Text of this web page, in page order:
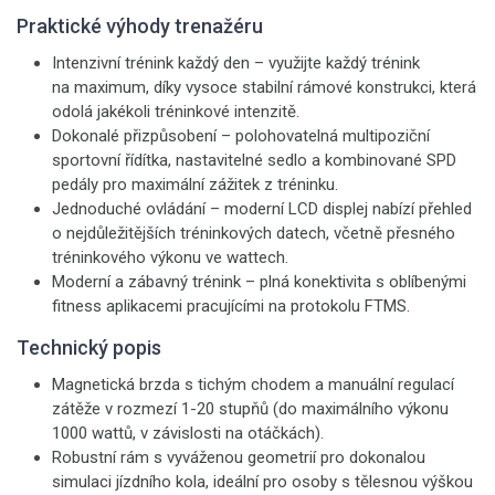
Praktické výhody trenažéru
Intenzivní trénink každý den – využijte každý trénink
na maximum, díky vysoce stabilní rámové konstrukci, která
odolá jakékoli tréninkové intenzitě.
Dokonalé přizpůsobení – polohovatelná multipoziční
sportovní řídítka, nastavitelné sedlo a kombinované SPD
pedály pro maximální zážitek z tréninku.
Jednoduché ovládání – moderní LCD displej nabízí přehled
o nejdůležitějších tréninkových datech, včetně přesného
tréninkového výkonu ve wattech.
Moderní a zábavný trénink – plná konektivita s oblíbenými
fitness aplikacemi pracujícími na protokolu FTMS.
Technický popis
Magnetická brzda s tichým chodem a manuální regulací
zátěže v rozmezí 1-20 stupňů (do maximálního výkonu
1000 wattů, v závislosti na otáčkách).
Robustní rám s vyváženou geometrií pro dokonalou
simulaci jízdního kola, ideální pro osoby s tělesnou výškou